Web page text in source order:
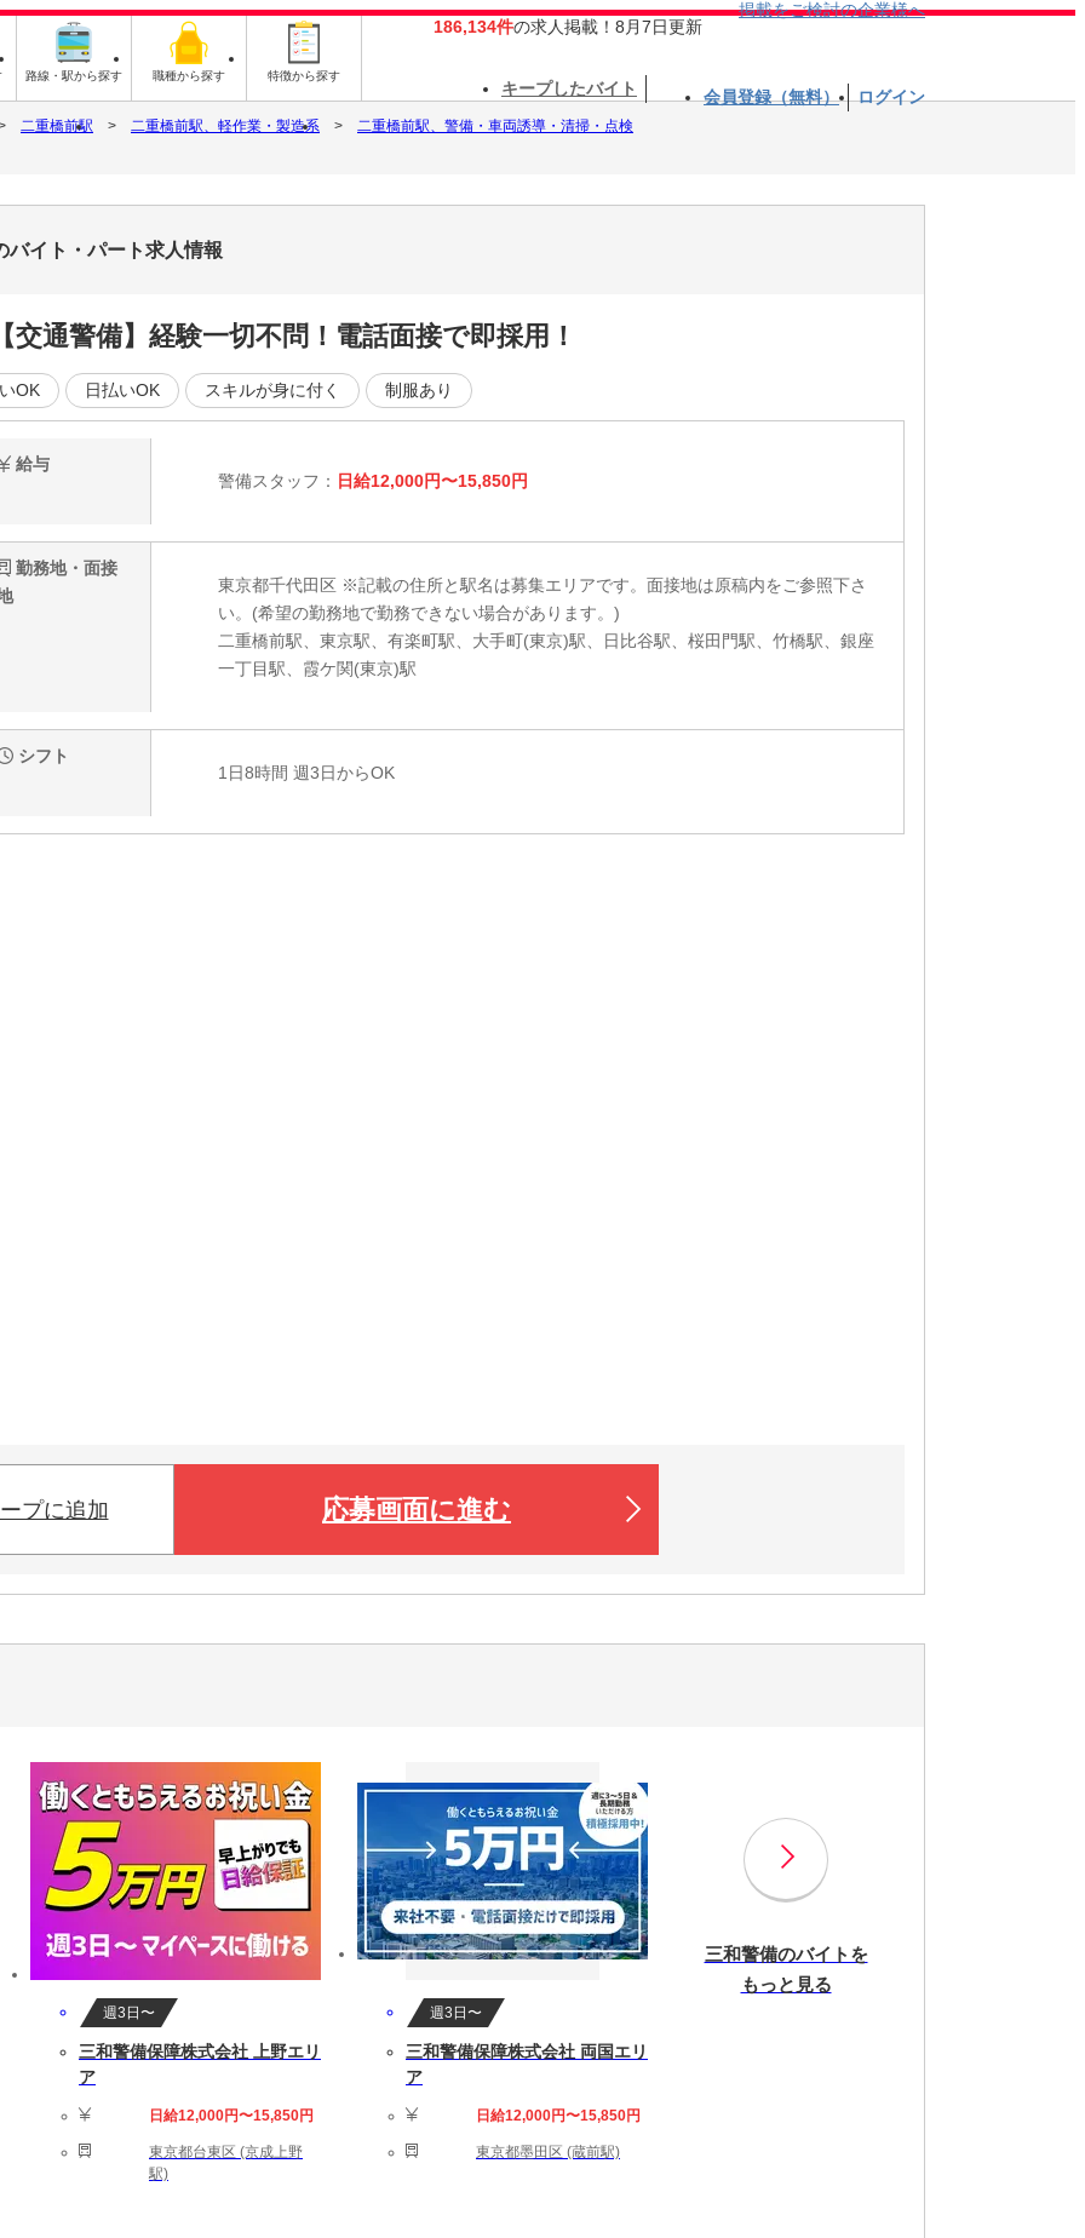
路線・駅から探す 職種から探す 特徴から探す
186,134件の求人掲載！8月7日更新
掲載をご検討の企業様へ
キープしたバイト 会員登録（無料） ログイン
二重橋前駅 二重橋前駅、軽作業・製造系 二重橋前駅、警備・車両誘導・清掃・点検
バイト・パート求人情報
通警備】経験一切不問！電話面接で即採用！
OK 日払いOK スキルが身に付く 制服あり
給与
警備スタッフ： 日給12,000円〜15,850円
勤務地・面接
東京都千代田区 ※記載の住所と駅名は募集エリアです。面接地は原稿内をご参照下さ
い。(希望の勤務地で勤務できない場合があります。)
二重橋前駅、東京駅、有楽町駅、大手町(東京)駅、日比谷駅、桜田門駅、竹橋駅、銀座
一丁目駅、霞ケ関(東京)駅
シフト
1日8時間 週3日からOK
プに追加 応募画面に進む
週3日〜
三和警備保障株式会社 上野エリ
ア
日給12,000円〜15,850円
東京都台東区 (京成上野
駅)
週3日〜
三和警備保障株式会社 両国エリ
ア
日給12,000円〜15,850円
東京都墨田区 (蔵前駅)
三和警備のバイトを
もっと見る